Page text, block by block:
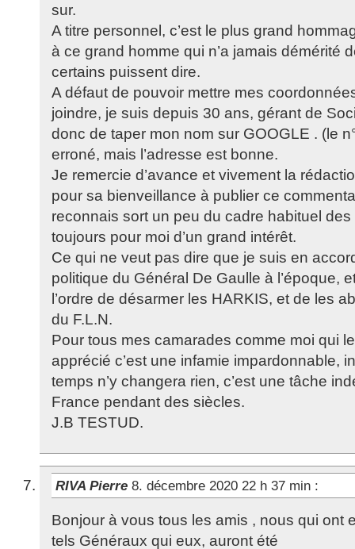
sur.
A titre personnel, c’est le plus grand
à ce grand homme qui n’a jamais démérité
certains puissent dire.
A défaut de pouvoir mettre mes
joindre, je suis depuis 30 ans, gérant de
donc de taper mon nom sur GOOGLE . (le
erroné, mais l’adresse est bonne.
Je remercie d’avance et vivement la
pour sa bienveillance à publier ce
reconnais sort un peu du cadre habituel
toujours pour moi d’un grand intérêt.
Ce qui ne veut pas dire que je suis en
politique du Général De Gaulle à l’époque,
l’ordre de désarmer les HARKIS, et de les
du F.L.N.
Pour tous mes camarades comme moi qui
apprécié c’est une infamie impardonnable,
temps n’y changera rien, c’est une tâche
France pendant des siècles.
J.B TESTUD.
RIVA Pierre 8. décembre 2020 22 h 37 min :
Bonjour à vous tous les amis , nous qui ont
tels Généraux qui eux, auront été